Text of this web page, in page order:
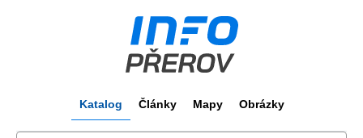
Katalog Články Mapy Obrázky